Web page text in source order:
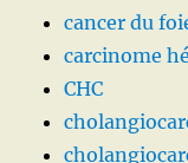
cancer du
carcinome
CHC